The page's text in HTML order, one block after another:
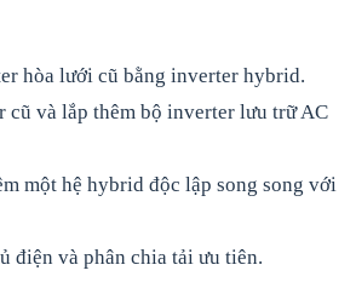
hòa lưới cũ bằng inverter hybrid.
cũ và lắp thêm bộ inverter lưu trữ AC
một hệ hybrid độc lập song song với
điện và phân chia tải ưu tiên.